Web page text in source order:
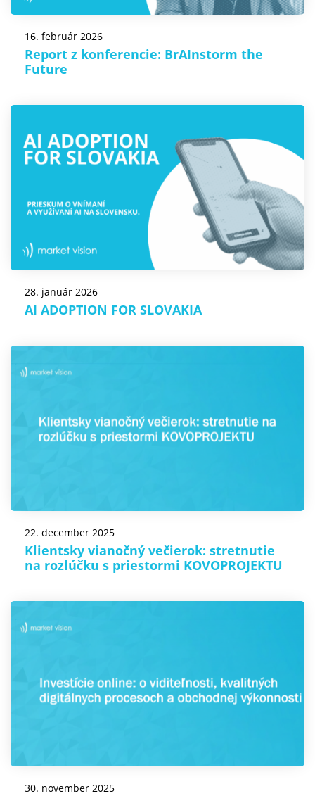
16. február 2026
Report z konferencie: BrAInstorm the
Future
28. január 2026
AI ADOPTION FOR SLOVAKIA
22. december 2025
Klientsky vianočný večierok: stretnutie
na rozlúčku s priestormi KOVOPROJEKTU
30. november 2025